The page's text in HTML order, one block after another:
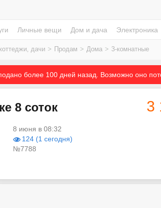
Личные вещи Дом и дача Электроника
дачи > Продам > Дома > 3-комнатные
более 100 дней назад. Возможно оно
8 соток
8 июня в 08:32
124 (1 сегодня)
№7788
3